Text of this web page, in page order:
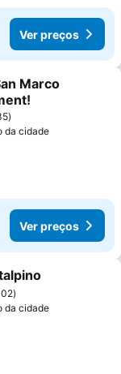
Ver preços
favoritos
Marco
da cidade
Ver preços
favoritos
da cidade